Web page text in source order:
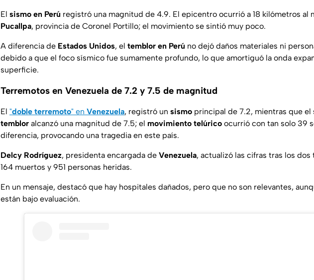
El sismo en Perú registró una magnitud de 4.9. El epicentro ocurrió a 18 kilómetros al
Pucallpa, provincia de Coronel Portillo; el movimiento se sintió muy poco.
A diferencia de Estados Unidos, el temblor en Perú no dejó daños materiales ni
debido a que el foco sísmico fue sumamente profundo, lo que amortiguó la onda
superficie.
Terremotos en Venezuela de 7.2 y 7.5 de magnitud
El "doble terremoto" en Venezuela, registró un sismo principal de 7.2, mientras que el
temblor alcanzó una magnitud de 7.5; el movimiento telúrico ocurrió con tan solo 39
diferencia, provocando una tragedia en este país.
Delcy Rodríguez, presidenta encargada de Venezuela, actualizó las cifras tras los
164 muertos y 951 personas heridas.
En un mensaje, destacó que hay hospitales dañados, pero que no son relevantes,
están bajo evaluación.